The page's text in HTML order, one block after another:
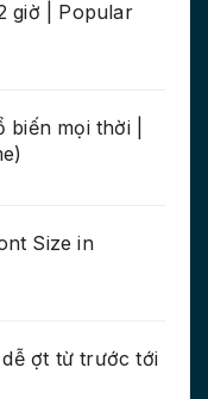
giờ | Popular
mọi thời |
Size in
dễ ợt từ trước tới